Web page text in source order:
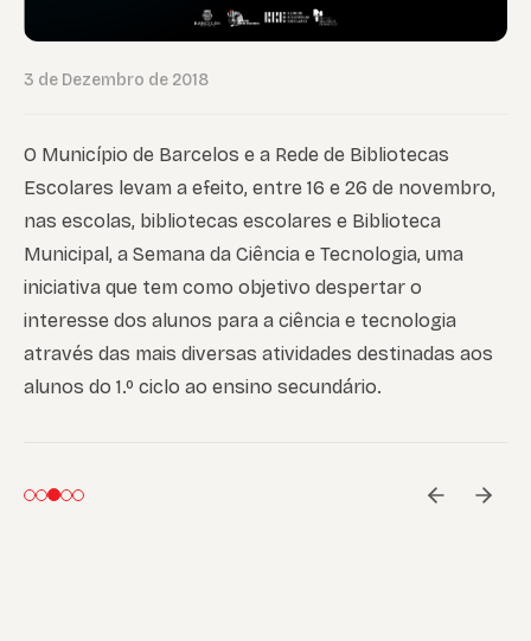
3 de Dezembro de 2018
O Município de Barcelos e a Rede de Bibliotecas
Escolares levam a efeito, entre 16 e 26 de novembro,
nas escolas, bibliotecas escolares e Biblioteca
Municipal, a Semana da Ciência e Tecnologia, uma
iniciativa que tem como objetivo despertar o
interesse dos alunos para a ciência e tecnologia
através das mais diversas atividades destinadas aos
alunos do 1.º ciclo ao ensino secundário.